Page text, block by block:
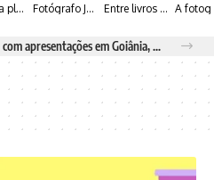
O artista plástico Jorge Luiz transforma sustentabilidade e criatividade em arte contemporânea Fotógrafo José Roberto apresenta um olhar sensível sobre arquitetura, formas e luz na fotografia Entre livros e fotografia autoral, Sebastião Reis consolida uma trajetória marcada pelo olhar artístico
DJ MTG confirma turnê no Brasil com apresentações em Goiânia, Porto Seguro e Rio de Janeiro